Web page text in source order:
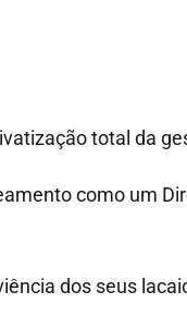
total da
como um
dos seus